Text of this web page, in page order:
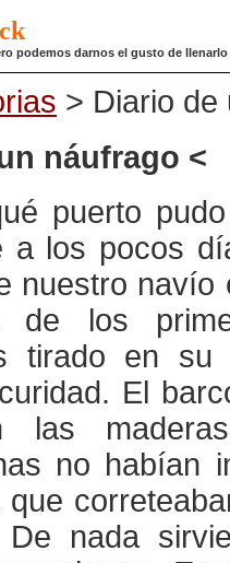
podemos darnos el gusto de
> Diario de
náufrago <
puerto
a los pocos
nuestro navío
de los
tirado en
El
las
no habían
que
De nada